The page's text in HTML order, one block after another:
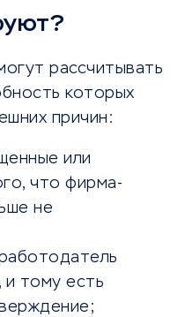
рассчитывать
которых
причин:
или
что фирма-
не
и тому есть